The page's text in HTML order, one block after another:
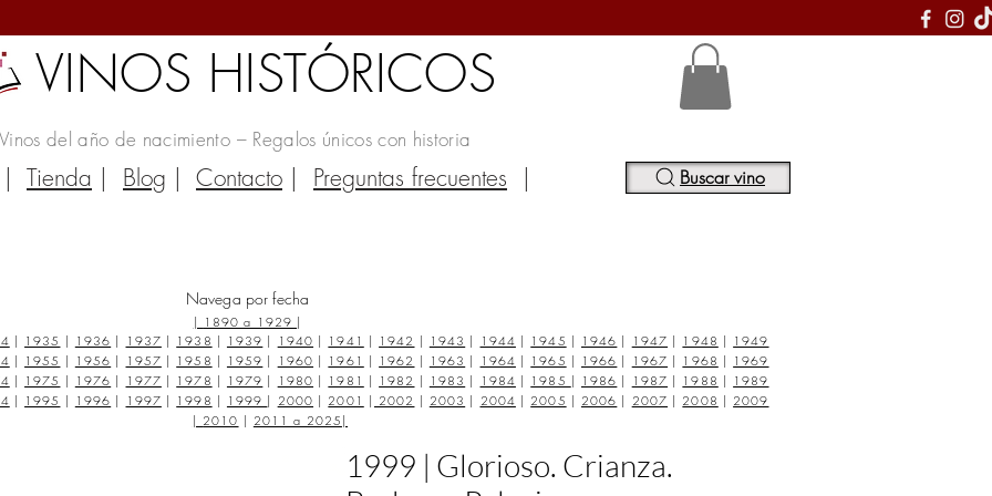
VINOS HISTÓRICOS
Vinos del año de nacimiento – Regalos únicos con historia
| Tienda | Blog | Contacto | Preguntas frecuentes | Buscar vino
Navega por fecha
| 1890 a 1929 |
| 1935 | 1936 | 1937 | 1938 | 1939 | 1940 | 1941 | 1942 | 1943 | 1944 | 1945 | 1946 | 1947 | 1948 | 1949
| 1955 | 1956 | 1957 | 1958 | 1959 | 1960 | 1961 | 1962 | 1963 | 1964 | 1965 | 1966 | 1967 | 1968 | 1969
| 1975 | 1976 | 1977 | 1978 | 1979 | 1980 | 1981 | 1982 | 1983 | 1984 | 1985 | 1986 | 1987 | 1988 | 1989
| 1995 | 1996 | 1997 | 1998 | 1999 | 2000 | 2001 | 2002 | 2003 | 2004 | 2005 | 2006 | 2007 | 2008 | 2009
| 2010 | 2011 a 2025 |
1999 | Glorioso. Crianza.